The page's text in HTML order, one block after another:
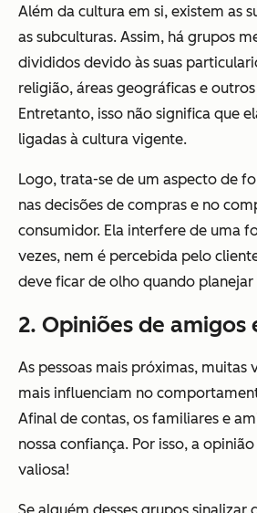
Além da cultura em si, existem as
as subculturas. Assim, há grupos
divididos devido às suas
religião, áreas geográficas e
Entretanto, isso não significa que
ligadas à cultura vigente.
Logo, trata-se de um aspecto de
nas decisões de compras e no
consumidor. Ela interfere de uma
vezes, nem é percebida pelo
deve ficar de olho quando
2. Opiniões de amigos
As pessoas mais próximas, muitas
mais influenciam no
Afinal de contas, os familiares e
nossa confiança. Por isso, a
valiosa!